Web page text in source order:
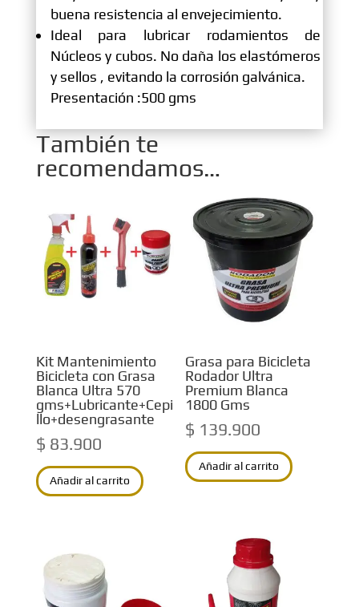
buena resistencia al envejecimiento.
Ideal para lubricar rodamientos de
Núcleos y cubos. No daña los elastómeros
y sellos , evitando la corrosión galvánica.
Presentación :500 gms
También te
recomendamos…
Kit Mantenimiento
Bicicleta con Grasa
Blanca Ultra 570
gms+Lubricante+Cepi
llo+desengrasante
$ 83.900
Añadir al carrito
Grasa para Bicicleta
Rodador Ultra
Premium Blanca
1800 Gms
$ 139.900
Añadir al carrito